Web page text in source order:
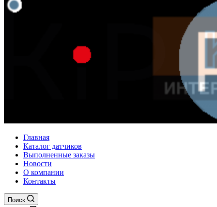
Главная
Каталог датчиков
Выполненные заказы
Новости
О компании
Контакты
Поиск